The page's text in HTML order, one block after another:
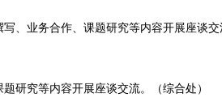
、业务合作、课题研究等内容开展座谈
研究等内容开展座谈交流。（综合处）